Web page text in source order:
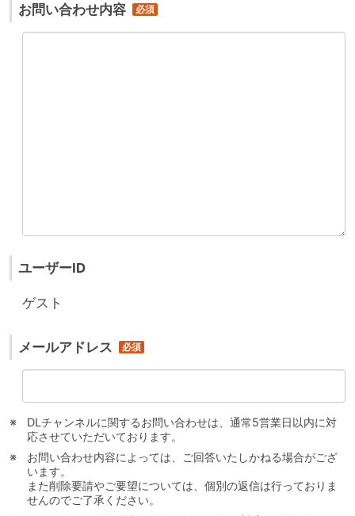
お問い合わせ内容
ユーザーID
ゲスト
メールアドレス
DLチャンネルに関するお問い合わせは、通常5営業日以内に対
応させていただいております。
お問い合わせ内容によっては、ご回答いたしかねる場合がござ
います。
また削除要請やご要望については、個別の返信は行っておりま
せんのでご了承ください。